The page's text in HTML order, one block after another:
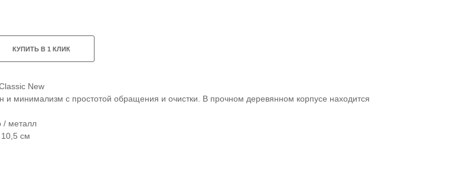
КУПИТЬ В 1 КЛИК
New
и минимализм с простотой обращения и очистки. В прочном деревянном корпусе находится
/ металл
см